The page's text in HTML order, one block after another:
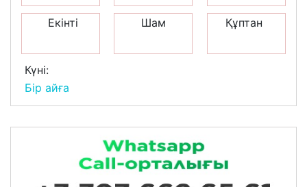
Екінті Шам Құптан
Күні:
Бір айға